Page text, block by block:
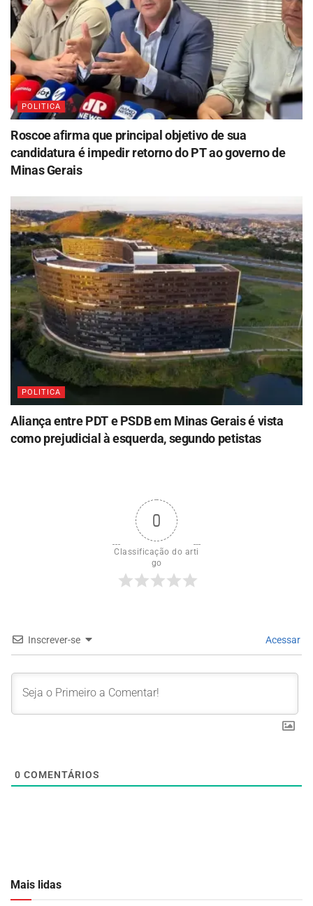
POLITICA
Roscoe afirma que principal objetivo de sua
candidatura é impedir retorno do PT ao governo de
Minas Gerais
POLITICA
Aliança entre PDT e PSDB em Minas Gerais é vista
como prejudicial à esquerda, segundo petistas
0
Classificação do arti
go
Inscrever-se Acessar
0 COMENTÁRIOS
Mais lidas